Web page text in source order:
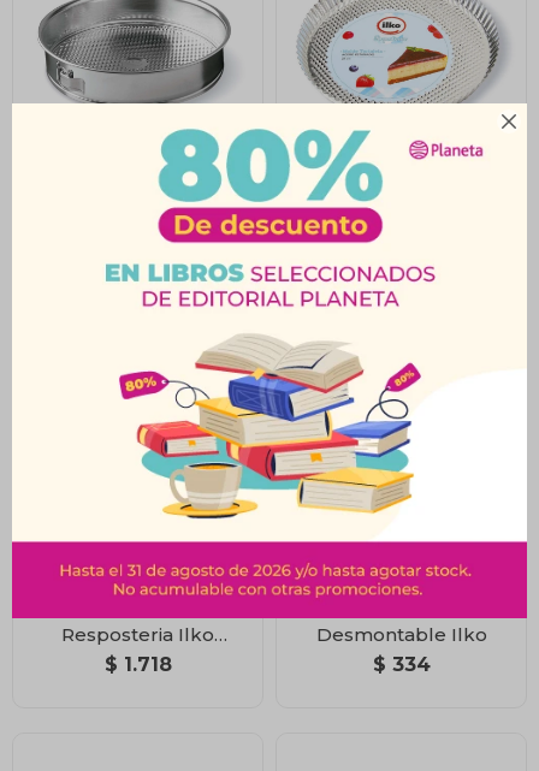

Molde Redondo
Estañado Ilko
$ 503
Molde Pastel-Pizza
Estañado Ilko
$ 219
Resposteria Ilko
Dorado
$ 1.718
Desmontable Ilko
$ 334